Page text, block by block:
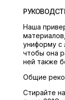
Наша
униформу с
чтобы она
ней также
Общие
Стирайте